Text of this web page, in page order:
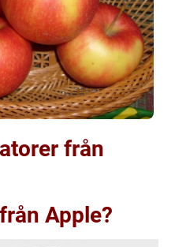
från
Apple?